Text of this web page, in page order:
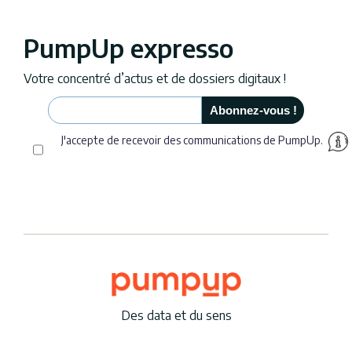
PumpUp expresso
Votre concentré d’actus et de dossiers digitaux !
J'accepte de recevoir des communications de PumpUp.
Des data et du sens